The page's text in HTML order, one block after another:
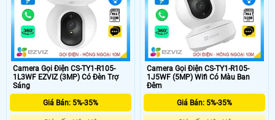
chạm, 1 ống kính cố định và 1 ống
kính quay quét được 360 độ dễ
dàng sử dụng giá rẻ.
hợp mic và loa dễ dàng đàm thoại
được 2 chiều giá rẻ phù hợp lắp đặt
trong nhà.
Camera Gọi Điện CS-TY1-R105-
1L3WF EZVIZ (3MP) Có Đèn Trợ
Sáng
Giá Bán: 5%-35%
Camera Gọi Điện CS-TY1-R105-
1J5WF (5MP) Wifi Có Màu Ban
Đêm
Giá Bán: 5%-35%